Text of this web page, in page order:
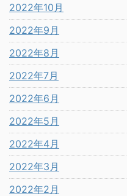
2022年10月
2022年9月
2022年8月
2022年7月
2022年6月
2022年5月
2022年4月
2022年3月
2022年2月